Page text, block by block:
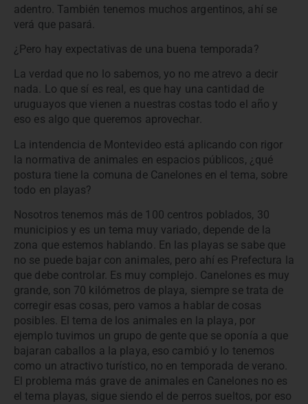
adentro. También tenemos muchos argentinos, ahí se
verá que pasará.
¿Pero hay expectativas de una buena temporada?
La verdad que no lo sabemos, yo no me atrevo a decir
nada. Lo que sí es real, es que hay una cantidad de
uruguayos que vienen a nuestras costas todo el año y
eso es algo que queremos aprovechar.
La intendencia de Montevideo está aplicando con rigor
la normativa de animales en espacios públicos, ¿qué
postura tiene la comuna de Canelones en el tema, sobre
todo en playas?
Nosotros tenemos más de 100 centros poblados, 30
municipios y es un tema muy variado, depende de la
zona que estemos hablando. En las playas se sabe que
no se puede bajar con animales, pero ahí es Prefectura la
que debe controlar. Es muy complejo. Canelones es muy
grande, son 70 kilómetros de playa, siempre se trata de
corregir esas cosas, pero vamos a hablar de cosas
posibles. El tema de los animales en la playa, por
ejemplo tuvimos un grupo de gente que se oponía a que
bajaran caballos a la playa, eso cambió y lo tenemos
como un atractivo turístico, no en temporada de verano.
El problema más grave de animales en Canelones no es
el tema playas, sigue siendo el de perros sueltos, por eso